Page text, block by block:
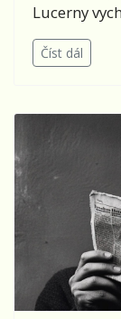
Lucerny
Číst dál